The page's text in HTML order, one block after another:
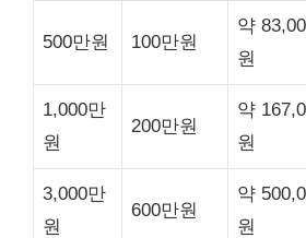
500만원 100만원
약
원
1,000만
원
200만원
약
원
3,000만
원
600만원
약
원